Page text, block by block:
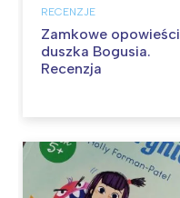
RECENZJE
Zamkowe opowieści
duszka Bogusia.
Recenzja